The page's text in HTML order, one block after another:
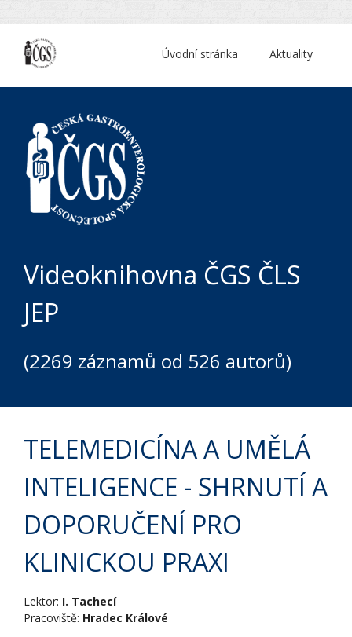
Aktuality
Úvodní stránka
Videoknihovna ČGS ČLS
JEP
(2269 záznamů od 526 autorů)
TELEMEDICÍNA A UMĚLÁ
INTELIGENCE - SHRNUTÍ A
DOPORUČENÍ PRO
KLINICKOU PRAXI
Lektor: I. Tachecí
Pracoviště: Hradec Králové